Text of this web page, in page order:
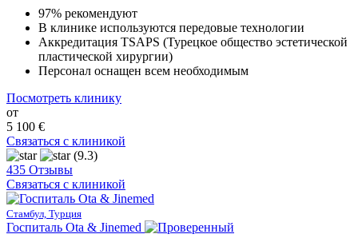
97% рекомендуют
В клинике используются передовые технологии
Аккредитация TSAPS (Турецкое общество эстетической
пластической хирургии)
Персонал оснащен всем необходимым
Посмотреть клинику
от
5 100 €
Связаться с клиникой
(9.3)
435 Отзывы
Связаться с клиникой
Стамбул, Турция
Госпиталь Ota & Jinemed